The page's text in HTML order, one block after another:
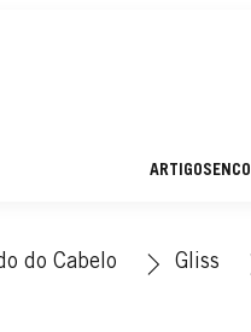
ARTIGOS
do Cabelo Gliss